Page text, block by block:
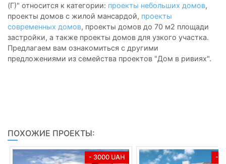
(Г)" относится к категории: проекты небольших домов,
проекты домов с жилой мансардой, проекты
современных домов, проекты домов до 70 м2 площади
застройки, а также проекты домов для узкого участка.
Предлагаем вам ознакомиться с другими
предложениями из семейства проектов "Дом в ривиях".
ПОХОЖИЕ ПРОЕКТЫ:
- 3000 UAH -